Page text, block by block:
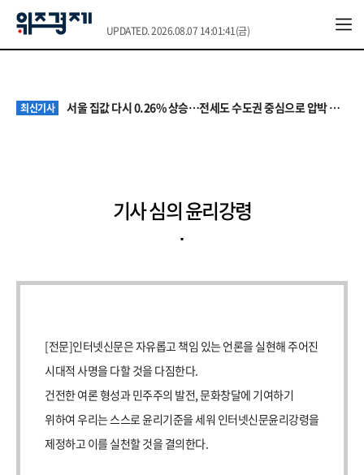
UPDATED. 2026.08.07 14:01:41(금)
최신기사 서울 집값 다시 0.26% 상승…전세도 수도권 중심으로 압박 커져
기사 심의 윤리강령
[전문]인터넷신문은 자유롭고 책임 있는 언론을 실현해 주어진
시대적 사명을 다할 것을 다짐한다.
건전한 여론 형성과 민주주의 발전, 문화창달에 기여하기
위하여 우리는 스스로 윤리기준을 세워 인터넷신문윤리강령을